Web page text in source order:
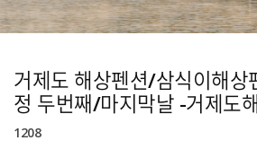
거제도 해상펜션/삼식이해상
정 두번째/마지막날 -거제도
1208